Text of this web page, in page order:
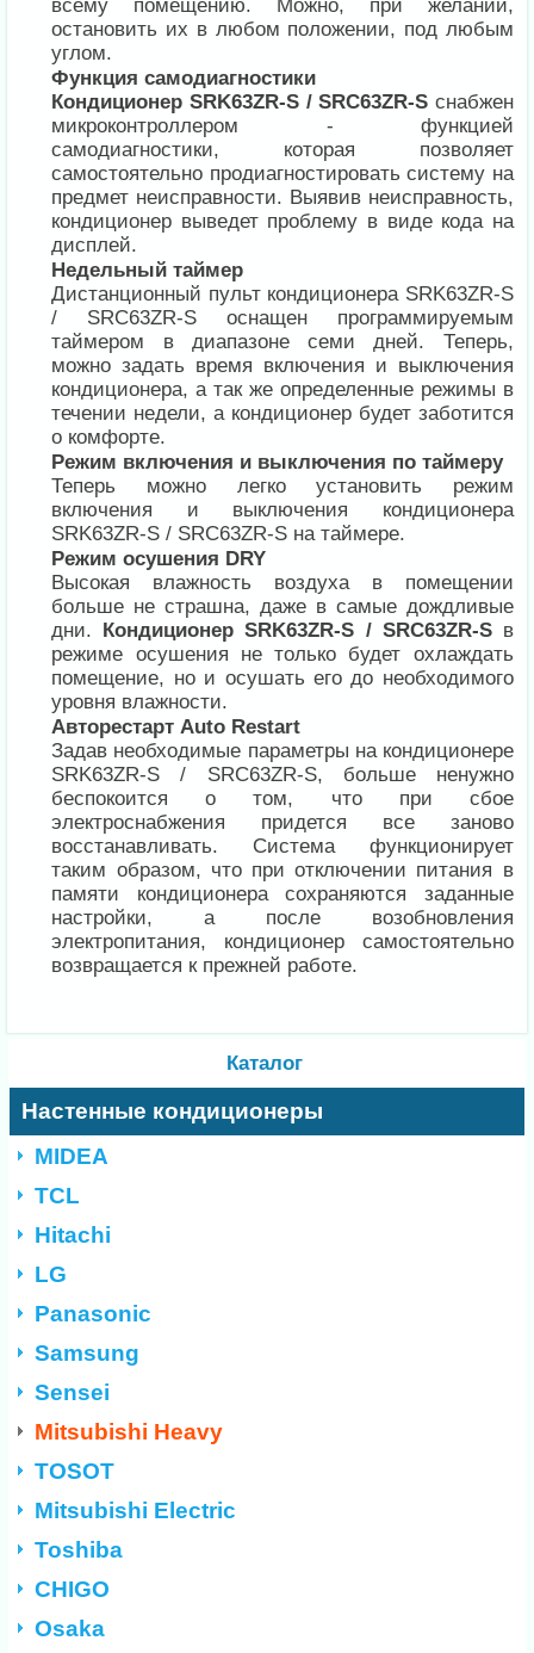
всему помещению. Можно, при желании,
остановить их в любом положении, под любым
углом.
Функция самодиагностики
Кондиционер SRK63ZR-S / SRC63ZR-S снабжен
микроконтроллером - функцией
самодиагностики, которая позволяет
самостоятельно продиагностировать систему на
предмет неисправности. Выявив неисправность,
кондиционер выведет проблему в виде кода на
дисплей.
Недельный таймер
Дистанционный пульт кондиционера SRK63ZR-S
/ SRC63ZR-S оснащен программируемым
таймером в диапазоне семи дней. Теперь,
можно задать время включения и выключения
кондиционера, а так же определенные режимы в
течении недели, а кондиционер будет заботится
о комфорте.
Режим включения и выключения по таймеру
Теперь можно легко установить режим
включения и выключения кондиционера
SRK63ZR-S / SRC63ZR-S на таймере.
Режим осушения DRY
Высокая влажность воздуха в помещении
больше не страшна, даже в самые дождливые
дни. Кондиционер SRK63ZR-S / SRC63ZR-Sв
режиме осушения не только будет охлаждать
помещение, но и осушать его до необходимого
уровня влажности.
Авторестарт Auto Restart
Задав необходимые параметры на кондиционере
SRK63ZR-S / SRC63ZR-S, больше ненужно
беспокоится о том, что при сбое
электроснабжения придется все заново
восстанавливать. Система функционирует
таким образом, что при отключении питания в
памяти кондиционера сохраняются заданные
настройки, а после возобновления
электропитания, кондиционер самостоятельно
возвращается к прежней работе.
Каталог
Настенные кондиционеры
MIDEA
TCL
Hitachi
LG
Panasonic
Samsung
Sensei
Mitsubishi Heavy
TOSOT
Mitsubishi Electric
Toshiba
CHIGO
Osaka